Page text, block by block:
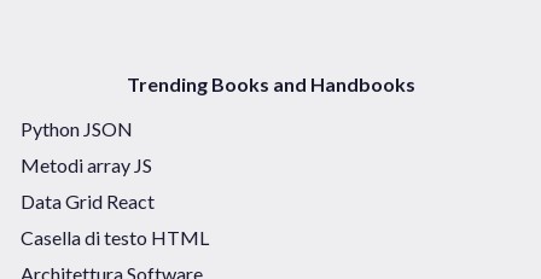
Trending Books and Handbooks
Python JSON
Metodi array JS
Data Grid React
Casella di testo HTML
Architettura Software